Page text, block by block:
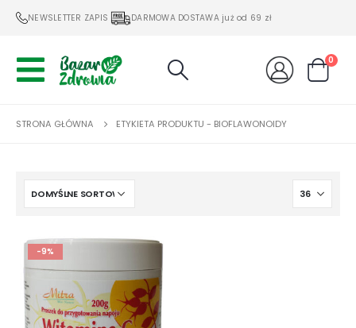
NEWSLETTER ZAPIS DARMOWA DOSTAWA już od 69 zł
0
STRONA GŁÓWNA ETYKIETA PRODUKTU - BIOFLAWONOIDY
-9%